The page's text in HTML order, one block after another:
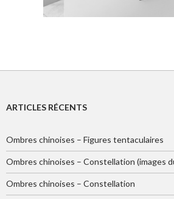
STUDIO15
STUDIO15 #03_PN, 2014,
STUDIO15_S2_PN, 2014,
ARTICLES RÉCENTS
Ombres chinoises – Figures tentaculaires
Ombres chinoises – Constellation (images
Ombres chinoises – Constellation